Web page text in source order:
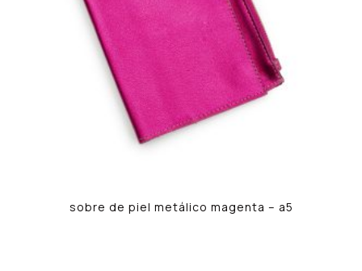
sobre de piel metálico magenta – a5